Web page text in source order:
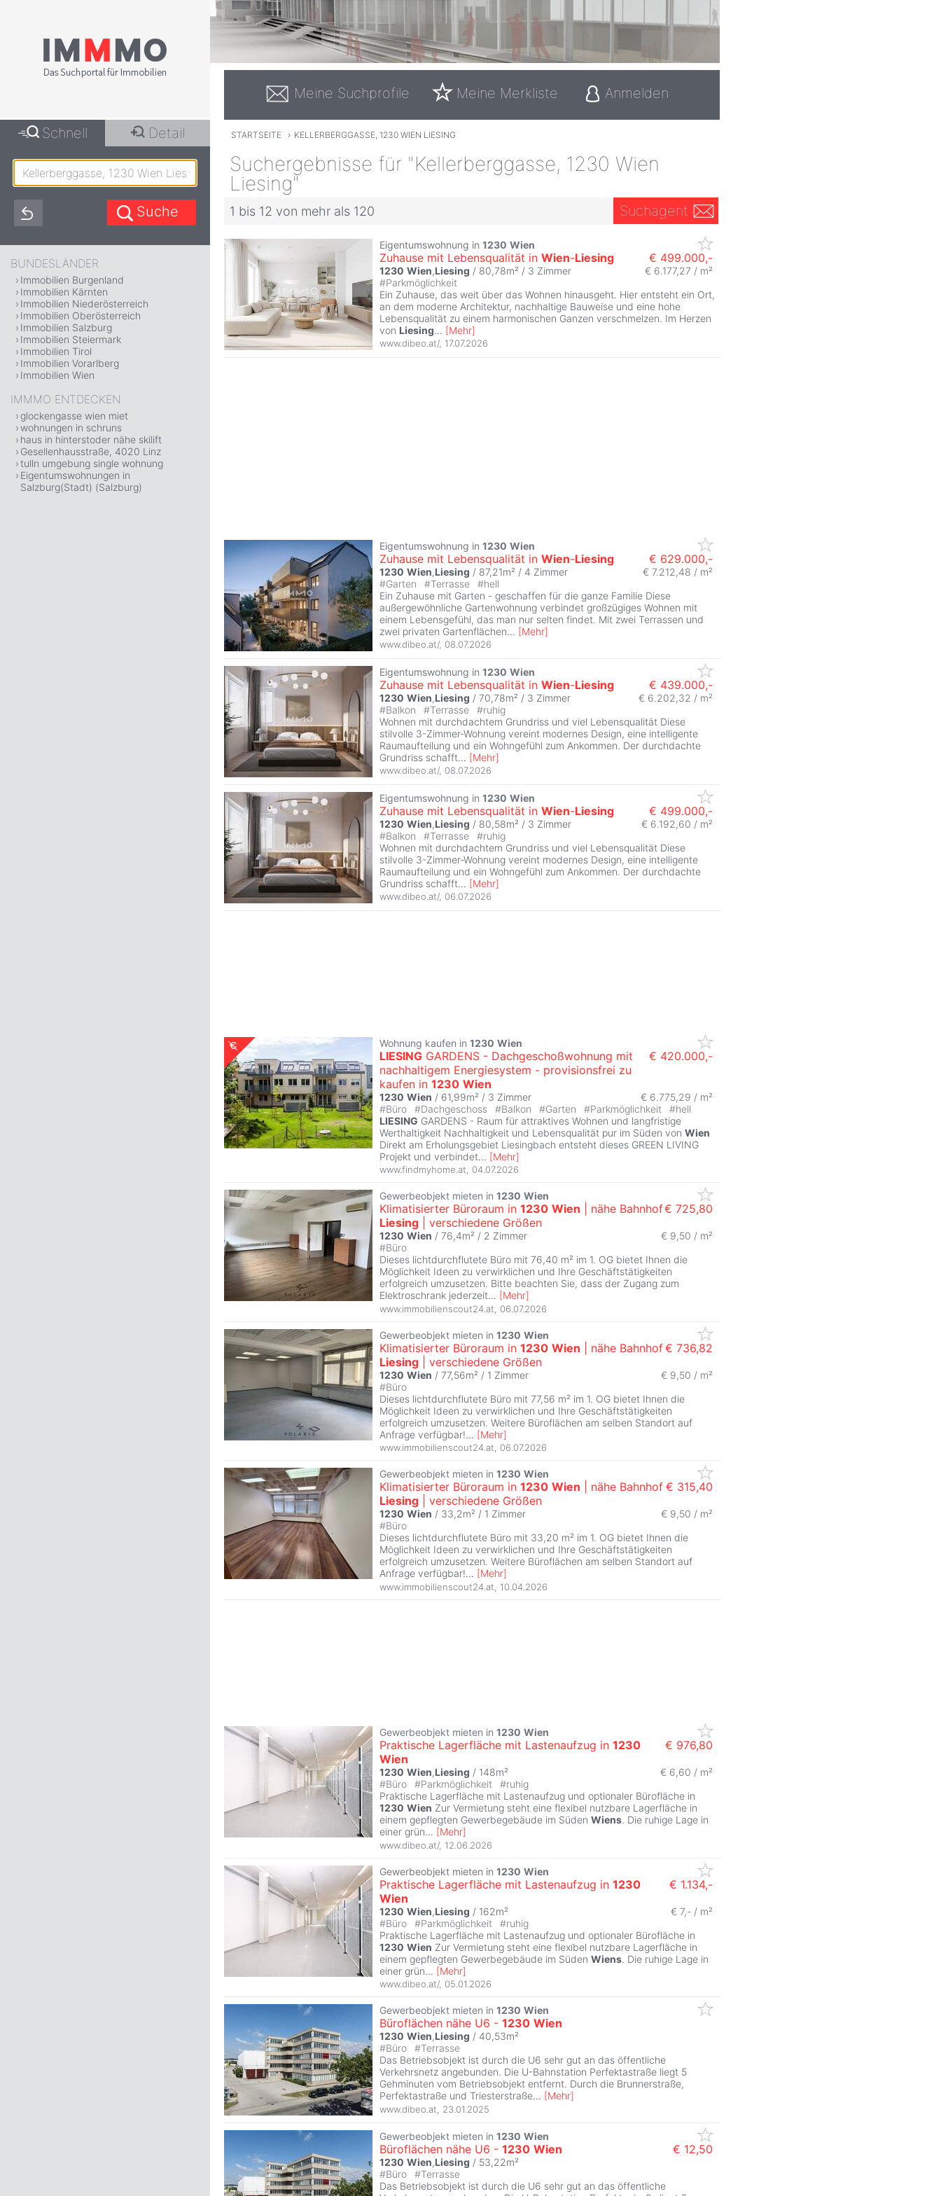
Meine Suchprofile Meine Merkliste Anmelden
STARTSEITE › KELLERBERGGASSE, 1230 WIEN LIESING
Suchergebnisse für "Kellerberggasse, 1230 Wien
Liesing"
1 bis 12 von mehr als 120 Suchagent
Eigentumswohnung in 1230 Wien
Zuhause mit Lebensqualität in Wien-Liesing € 499.000,-
1230 Wien,Liesing / 80,78m² / 3 Zimmer
€ 6.177,27 / m²
#Parkmöglichkeit
Ein Zuhause, das weit über das Wohnen hinausgeht. Hier entsteht ein Ort,
an dem moderne Architektur, nachhaltige Bauweise und eine hohe
Lebensqualität zu einem harmonischen Ganzen verschmelzen. Im Herzen
von Liesing... [Mehr]
www.dibeo.at/, 17.07.2026
Eigentumswohnung in 1230 Wien
Zuhause mit Lebensqualität in Wien-Liesing € 629.000,-
1230 Wien,Liesing / 87,21m² / 4 Zimmer
€ 7.212,48 / m²
#Garten #Terrasse #hell
Ein Zuhause mit Garten - geschaffen für die ganze Familie Diese
außergewöhnliche Gartenwohnung verbindet großzügiges Wohnen mit
einem Lebensgefühl, das man nur selten findet. Mit zwei Terrassen und
zwei privaten Gartenflächen... [Mehr]
www.dibeo.at/, 08.07.2026
Eigentumswohnung in 1230 Wien
Zuhause mit Lebensqualität in Wien-Liesing € 439.000,-
1230 Wien,Liesing / 70,78m² / 3 Zimmer
€ 6.202,32 / m²
#Balkon #Terrasse #ruhig
Wohnen mit durchdachtem Grundriss und viel Lebensqualität Diese
stilvolle 3-Zimmer-Wohnung vereint modernes Design, eine intelligente
Raumaufteilung und ein Wohngefühl zum Ankommen. Der durchdachte
Grundriss schafft... [Mehr]
www.dibeo.at/, 08.07.2026
Eigentumswohnung in 1230 Wien
Zuhause mit Lebensqualität in Wien-Liesing € 499.000,-
1230 Wien,Liesing / 80,58m² / 3 Zimmer
€ 6.192,60 / m²
#Balkon #Terrasse #ruhig
Wohnen mit durchdachtem Grundriss und viel Lebensqualität Diese
stilvolle 3-Zimmer-Wohnung vereint modernes Design, eine intelligente
Raumaufteilung und ein Wohngefühl zum Ankommen. Der durchdachte
Grundriss schafft... [Mehr]
www.dibeo.at/, 06.07.2026
Wohnung kaufen in 1230 Wien
LIESING GARDENS - Dachgeschoßwohnung mit
nachhaltigem Energiesystem - provisionsfrei zu
kaufen in 1230 Wien
€ 420.000,-
1230 Wien / 61,99m² / 3 Zimmer
€ 6.775,29 / m²
#Büro #Dachgeschoss #Balkon #Garten #Parkmöglichkeit #hell
LIESING GARDENS - Raum für attraktives Wohnen und langfristige
Werthaltigkeit Nachhaltigkeit und Lebensqualität pur im Süden von Wien
Direkt am Erholungsgebiet Liesingbach entsteht dieses GREEN LIVING
Projekt und verbindet... [Mehr]
www.findmyhome.at 04.07.2026
Gewerbeobjekt mieten in 1230 Wien
Klimatisierter Büroraum in 1230 Wien | nähe Bahnhof
Liesing | verschiedene Größen
€ 725,80
1230 Wien / 76,4m² / 2 Zimmer
€ 9,50 / m²
#Büro
Dieses lichtdurchflutete Büro mit 76,40 m² im 1. OG bietet Ihnen die
Möglichkeit Ideen zu verwirklichen und Ihre Geschäftstätigkeiten
erfolgreich umzusetzen. Bitte beachten Sie, dass der Zugang zum
Elektroschrank jederzeit... [Mehr]
www.immobilienscout24.at 06.07.2026
Gewerbeobjekt mieten in 1230 Wien
Klimatisierter Büroraum in 1230 Wien | nähe Bahnhof
Liesing | verschiedene Größen
€ 736,82
1230 Wien / 77,56m² / 1 Zimmer
€ 9,50 / m²
#Büro
Dieses lichtdurchflutete Büro mit 77,56 m² im 1. OG bietet Ihnen die
Möglichkeit Ideen zu verwirklichen und Ihre Geschäftstätigkeiten
erfolgreich umzusetzen. Weitere Büroflächen am selben Standort auf
Anfrage verfügbar!... [Mehr]
www.immobilienscout24.at, 06.07.2026
Gewerbeobjekt mieten in 1230 Wien
Klimatisierter Büroraum in 1230 Wien | nähe Bahnhof
Liesing | verschiedene Größen
€ 315,40
1230 Wien / 33,2m² / 1 Zimmer
€ 9,50 / m²
#Büro
Dieses lichtdurchflutete Büro mit 33,20 m² im 1. OG bietet Ihnen die
Möglichkeit Ideen zu verwirklichen und Ihre Geschäftstätigkeiten
erfolgreich umzusetzen. Weitere Büroflächen am selben Standort auf
Anfrage verfügbar!... [Mehr]
www.immobilienscout24.at 10.04.2026
Gewerbeobjekt mieten in 1230 Wien
Praktische Lagerfläche mit Lastenaufzug in 1230
Wien
€ 976,80
1230 Wien,Liesing / 148m²
€ 6,60 / m²
#Büro #Parkmöglichkeit #ruhig
Praktische Lagerfläche mit Lastenaufzug und optionaler Bürofläche in
1230 Wien Zur Vermietung steht eine flexibel nutzbare Lagerfläche in
einem gepflegten Gewerbegebäude im Süden Wiens. Die ruhige Lage in
einer grün... [Mehr]
www.dibeo.at/, 12.06.2026
Gewerbeobjekt mieten in 1230 Wien
Praktische Lagerfläche mit Lastenaufzug in 1230
Wien
€ 1.134,-
1230 Wien,Liesing / 162m²
€ 7,- / m²
#Büro #Parkmöglichkeit #ruhig
Praktische Lagerfläche mit Lastenaufzug und optionaler Bürofläche in
1230 Wien Zur Vermietung steht eine flexibel nutzbare Lagerfläche in
einem gepflegten Gewerbegebäude im Süden Wiens. Die ruhige Lage in
einer grün... [Mehr]
www.dibeo.at/, 05.01.2026
Gewerbeobjekt mieten in 1230 Wien
Büroflächen nähe U6 - 1230 Wien
1230 Wien,Liesing / 40,53m²
#Büro #Terrasse
Das Betriebsobjekt ist durch die U6 sehr gut an das öffentliche
Verkehrsnetz angebunden. Die U-Bahnstation Perfektastraße liegt 5
Gehminuten vom Betriebsobjekt entfernt. Durch die Brunnerstraße,
Perfektastraße und Triesterstraße... [Mehr]
www.dibeo.at 23.01.2025
Gewerbeobjekt mieten in 1230 Wien
Büroflächen nähe U6 - 1230 Wien € 12,50
1230 Wien,Liesing / 53,22m²
#Büro #Terrasse
Das Betriebsobjekt ist durch die U6 sehr gut an das öffentliche
Schnell Detail
BUNDESLÄNDER
Immobilien Burgenland
Immobilien Kärnten
Immobilien Niederösterreich
Immobilien Oberösterreich
Immobilien Salzburg
Immobilien Steiermark
Immobilien Tirol
Immobilien Vorarlberg
Immobilien Wien
IMMMO ENTDECKEN
glockengasse wien miet
wohnungen in schruns
haus in hinterstoder nähe skilift
Gesellenhausstraße, 4020 Linz
tulln umgebung single wohnung
Eigentumswohnungen in
Salzburg(Stadt) (Salzburg)